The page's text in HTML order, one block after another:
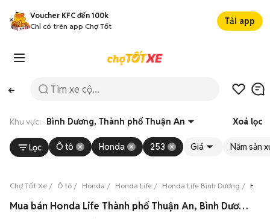
Voucher KFC đến 100k
Chỉ có trên app Chợ Tốt
Tải app
Khu vực: Bình Dương, Thành phố Thuận An Xoá lọc
Lọc Ô tô Honda 253 Giá Năm sản
Chợ Tốt Xe Ô tô Honda Honda Life Honda Life Bình Dương
Mua bán Honda Life Thành phố Thuận An, Bình Dương, 0 xe 09/08/2026